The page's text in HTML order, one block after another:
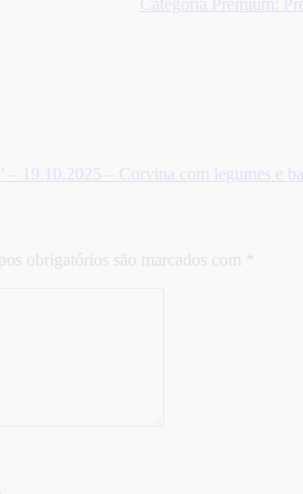
Categoria Premium:
19.10.2025 – Corvina com legumes e
obrigatórios são marcados com